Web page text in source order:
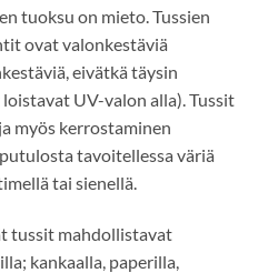
tuoksu on mieto. Tussien
ovat valonkestäviä
eivätkä täysin
UV-valon alla). Tussit
myös kerrostaminen
tavoitellessa väriä
tai sienellä.
tussit mahdollistavat
kankaalla, paperilla,